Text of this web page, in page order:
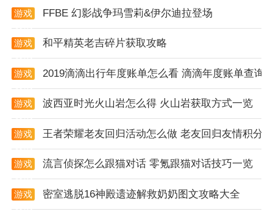
为高回报的收益。
上面就是利安通常青树的全部内容了，本站还有更多类
似利安通常青树的软件，关注我们可以第一
哦。
游戏
FFBE 幻影战争玛雪莉&伊尔迪拉登场
游戏
和平精英老吉碎片获取攻略
游戏
2019滴滴出行年度账单怎么看 滴滴年度账单查询
游戏
波西亚时光火山岩怎么得 火山岩获取方式一览
游戏
王者荣耀老友回归活动怎么做 老友回归友情积分
游戏
流言侦探怎么跟猫对话 零氪跟猫对话技巧一览
游戏
密室逃脱16神殿遗迹解救奶奶图文攻略大全